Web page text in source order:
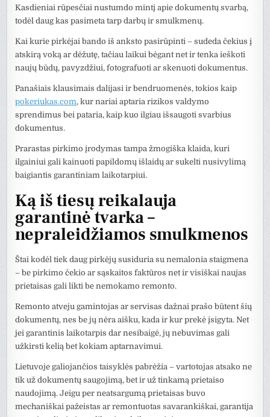
Kasdieniai rūpesčiai nustumdo mintį apie dokumentų svarbą,
todėl daug kas pasimeta tarp darbų ir smulkmenų.
Kai kurie pirkėjai bando iš anksto pasirūpinti – sudeda čekius į
atskirą voką ar dėžutę, tačiau laikui bėgant net ir tenka ieškoti
naujų būdų, pavyzdžiui, fotografuoti ar skenuoti dokumentus.
Panašiais klausimais dalijasi ir bendruomenės, tokios kaip
pokeriukas.com, kur nariai aptaria rizikos valdymo
sprendimus bei pataria, kaip kuo ilgiau išsaugoti svarbius
dokumentus.
Prarastas pirkimo įrodymas tampa žmogiška klaida, kuri
ilgainiui gali kainuoti papildomų išlaidų ar sukelti nusivylimą
baigiantis garantiniam laikotarpiui.
Ką iš tiesų reikalauja
garantinė tvarka –
nepraleidžiamos smulkmenos
Štai kodėl tiek daug pirkėjų susiduria su nemalonia staigmena
– be pirkimo čekio ar sąskaitos faktūros net ir visiškai naujas
prietaisas gali likti be nemokamo remonto.
Remonto atveju gamintojas ar servisas dažnai prašo būtent šių
dokumentų, nes be jų nėra aišku, kada ir kur prekė įsigyta. Net
jei garantinis laikotarpis dar nesibaigė, jų nebuvimas gali
užkirsti kelią bet kokiam aptarnavimui.
Lietuvoje galiojančios taisyklės pabrėžia – vartotojas atsako ne
tik už dokumentų saugojimą, bet ir už tinkamą prietaiso
naudojimą. Jeigu per neatsargumą prietaisas buvo
mechaniškai pažeistas ar remontuotas savarankiškai, garantija